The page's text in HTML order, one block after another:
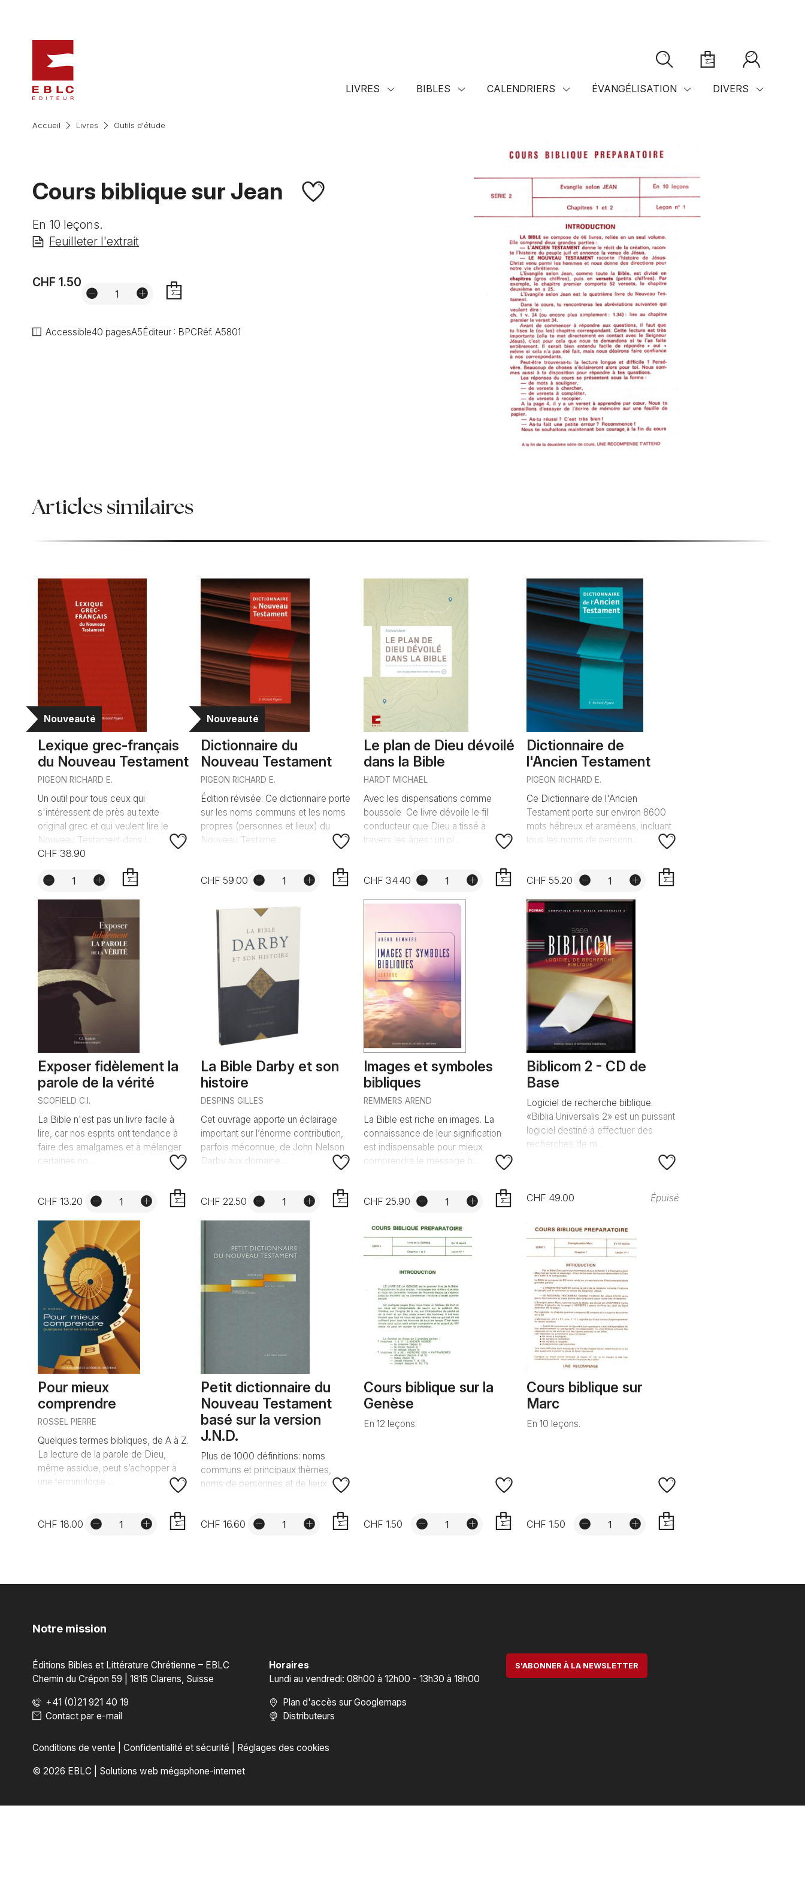
LIVRES BIBLES CALENDRIERS ÉVANGÉLISATION DIVERS
Accueil Livres Outils d'étude
Cours biblique sur Jean
En 10 leçons.
Feuilleter l'extrait
CHF 1.50
Accessible40 pagesA5 Éditeur : BPC Réf.A5801
Articles similaires
Nouveauté
Lexique grec-français
du Nouveau Testament
PIGEON RICHARD E.
Un outil pour tous ceux qui
s'intéressent de près au texte
original grec et qui veulent lire le
Nouveau Testament dans l...
CHF 38.90
Nouveauté
Dictionnaire du
Nouveau Testament
PIGEON RICHARD E.
Édition révisée. Ce dictionnaire porte
sur les noms communs et les noms
propres (personnes et lieux) du
Nouveau Testame...
CHF 59.00
Le plan de Dieu dévoilé
dans la Bible
HARDT MICHAEL
Avec les dispensations comme
boussole Ce livre dévoile le fil
conducteur que Dieu a tissé à
travers les âges : un pl...
CHF 34.40
Dictionnaire de
l'Ancien Testament
PIGEON RICHARD E.
Ce Dictionnaire de l'Ancien
Testament porte sur environ 8600
mots hébreux et araméens, incluant
tous les noms de personn...
CHF 55.20
Exposer fidèlement la
parole de la vérité
SCOFIELD C.I.
La Bible n'est pas un livre facile à
lire, car nos esprits ont tendance à
faire des amalgames et à mélanger
certaines no...
CHF 13.20
La Bible Darby et son
histoire
DESPINS GILLES
Cet ouvrage apporte un éclairage
important sur l’énorme contribution,
parfois méconnue, de John Nelson
Darby aux domaine...
CHF 22.50
Images et symboles
bibliques
REMMERS AREND
La Bible est riche en images. La
connaissance de leur signification
est indispensable pour mieux
comprendre le message b...
CHF 25.90
Biblicom 2 - CD de
Base
Logiciel de recherche biblique.
«Biblia Universalis 2» est un puissant
logiciel destiné à effectuer des
recherches de m...
CHF 49.00 Épuisé
Pour mieux
comprendre
ROSSEL PIERRE
Quelques termes bibliques, de A à Z.
La lecture de la parole de Dieu,
même assidue, peut s’achopper à
une terminologie ...
CHF 18.00
Petit dictionnaire du
Nouveau Testament
basé sur la version
J.N.D.
Plus de 1000 définitions: noms
communs et principaux thèmes,
noms de personnes et de lieux.
CHF 16.60
Cours biblique sur la
Genèse
En 12 leçons.
CHF 1.50
Cours biblique sur
Marc
En 10 leçons.
CHF 1.50
Notre mission
Éditions Bibles et Littérature Chrétienne – EBLC
Chemin du Crépon 59 | 1815 Clarens, Suisse
+41 (0)21 921 40 19
Contact par e-mail
Horaires
Lundi au vendredi: 08h00 à 12h00 - 13h30 à 18h00
Plan d'accès sur Googlemaps
Distributeurs
S'ABONNER À LA NEWSLETTER
Conditions de vente Confidentialité et sécurité Réglages des cookies
© 2026 EBLC Solutions web mégaphone-internet